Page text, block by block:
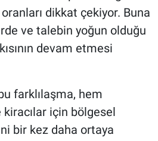
dikkat çekiyor. Buna
ve talebin yoğun olduğu
devam etmesi
farklılaşma, hem
kiracılar için bölgesel
bir kez daha ortaya